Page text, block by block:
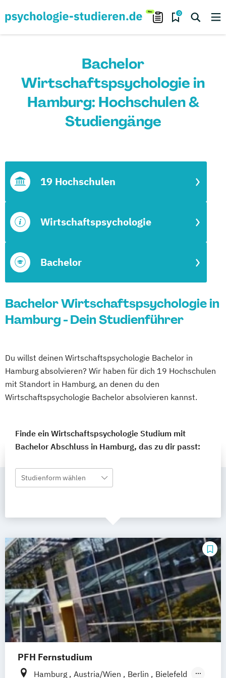
0
Bachelor
Wirtschaftspsychologie in
Hamburg: Hochschulen &
Studiengänge
Bachelor
Wirtschaftspsychologie
19 Hochschulen
Bachelor Wirtschaftspsychologie in
Hamburg - Dein Studienführer
Du willst deinen Wirtschaftspsychologie Bachelor in
Hamburg absolvieren? Wir haben für dich 19 Hochschulen
mit Standort in Hamburg, an denen du den
Wirtschaftspsychologie Bachelor absolvieren kannst.
Finde ein Wirtschaftspsychologie Studium mit
Bachelor Abschluss in Hamburg, das zu dir passt:
Studienform wählen
PFH Fernstudium
Hamburg Austria/Wien Berlin
Bielefeld